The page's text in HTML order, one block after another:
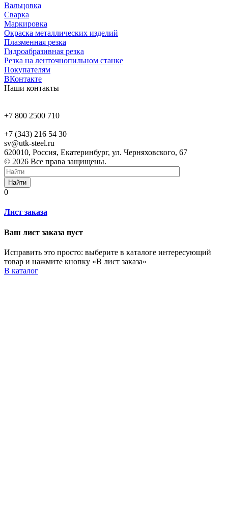
Вальцовка
Сварка
Маркировка
Окраска металлических изделий
Плазменная резка
Гидроабразивная резка
Резка на ленточнопильном станке
Покупателям
ВКонтакте
Наши контакты
+7 800 2500 710
+7 (343) 216 54 30
sv@utk-steel.ru
620010, Россия, Екатеринбург, ул. Черняховского, 67
© 2026 Все права защищены.
Найти
0
Лист заказа
Ваш лист заказа пуст
Исправить это просто: выберите в каталоге интересующий
товар и нажмите кнопку «В лист заказа»
В каталог